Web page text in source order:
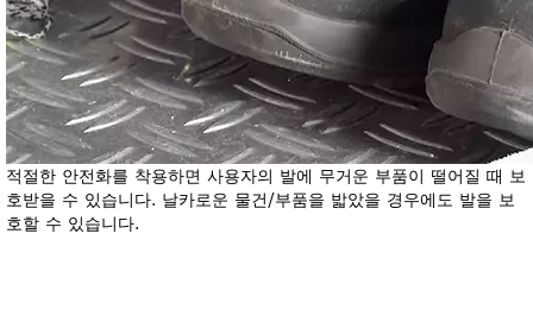
적절한 안전화를 착용하면 사용자의 발에 무거운 부품이 떨어질 때 보
호받을 수 있습니다. 날카로운 물건/부품을 밟았을 경우에도 발을 보
호할 수 있습니다.